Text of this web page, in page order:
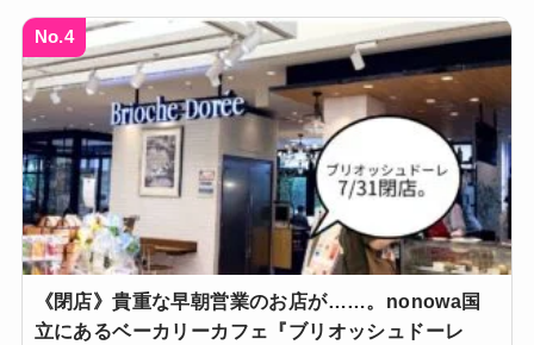
No.4
《閉店》貴重な早朝営業のお店が……。nonowa国
立にあるベーカリーカフェ『ブリオッシュドーレ